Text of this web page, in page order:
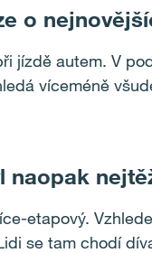
o
jízdě autem. V
víceméně
etapový.
se tam chodí